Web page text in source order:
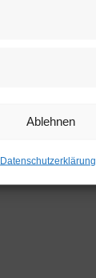
Ablehnen
Datenschutzerklärung